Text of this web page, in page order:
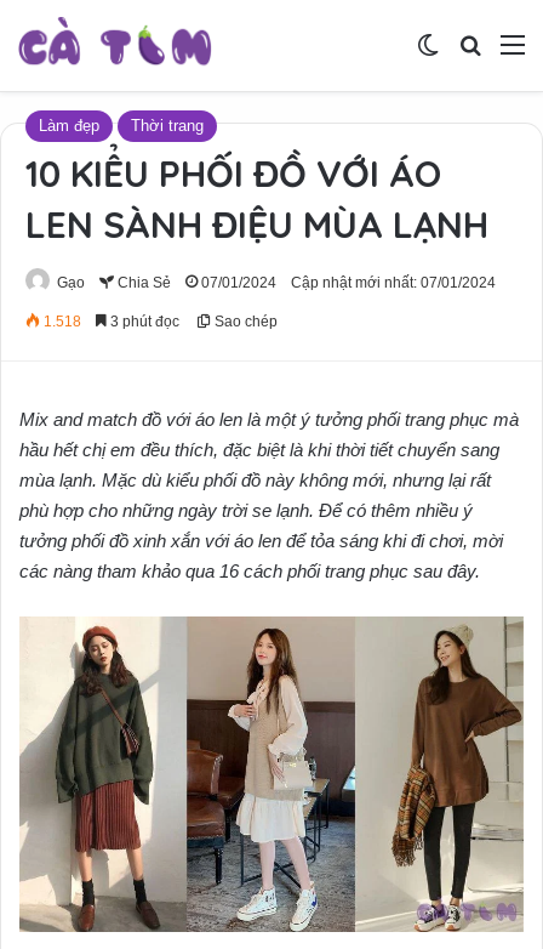
Tìm
Switch skin
Làm đẹp Thời trang
10 KIỂU PHỐI ĐỒ VỚI ÁO
LEN SÀNH ĐIỆU MÙA LẠNH
Gạo Chia Sẻ 07/01/2024 Cập nhật mới nhất: 07/01/2024
1.518 3 phút đọc Sao chép
Mix and match đồ với áo len là một ý tưởng phối trang phục mà
hầu hết chị em đều thích, đặc biệt là khi thời tiết chuyển sang
mùa lạnh. Mặc dù kiểu phối đồ này không mới, nhưng lại rất
phù hợp cho những ngày trời se lạnh. Để có thêm nhiều ý
tưởng phối đồ xinh xắn với áo len để tỏa sáng khi đi chơi, mời
các nàng tham khảo qua 16 cách phối trang phục sau đây.